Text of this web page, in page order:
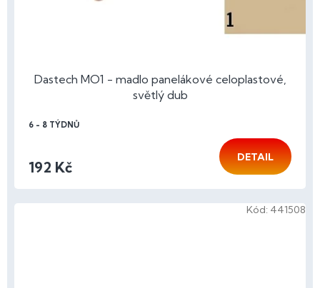
Dastech MO1 - madlo panelákové celoplastové,
světlý dub
6 - 8 TÝDNŮ
192 Kč
DETAIL
Kód: 441508